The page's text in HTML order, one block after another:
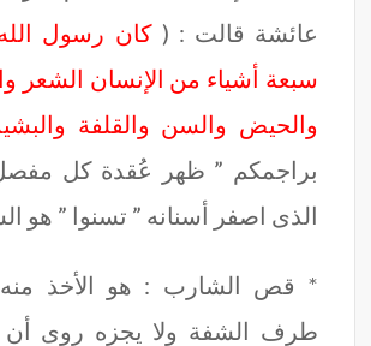
عائشة قالت : (كان رسول
سبعة أشياء من الإنسان الشعر
والحيض والسن والقلفة
براجمكم ” ظهر عُقدة كل مفصل
الذى اصفر أسنانه ” تسنوا ” هو
* قص الشارب : هو الأخذ منه
طرف الشفة ولا يجزه روى أن